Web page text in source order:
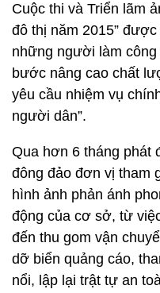
Cuộc thi và Triển lãm
đô thị năm 2015”
những người làm
bước nâng cao chất
yêu cầu nhiệm vụ
người dân”.
Qua hơn 6 tháng phát
đông đảo đơn vị tham
hình ảnh phản ánh
động của cơ sở, từ
đến thu gom vận
dỡ biển quảng cáo,
nổi, lập lại trật tự an